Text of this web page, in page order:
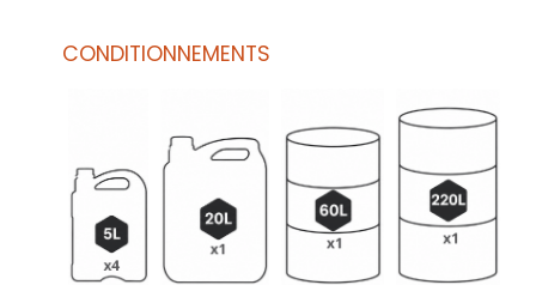
CONDITIONNEMENTS